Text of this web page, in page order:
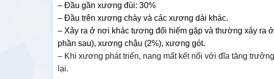
– Đầu gần xương đùi: 30%
– Đầu trên xương chày và các xương dài khác.
– Xảy ra ở nơi khác tương đối hiếm gặp và thường xảy ra
phần sau), xương chậu (2%), xương gót.
– Khi xương phát triển, nang mất kết nối với đĩa tăng
lại.